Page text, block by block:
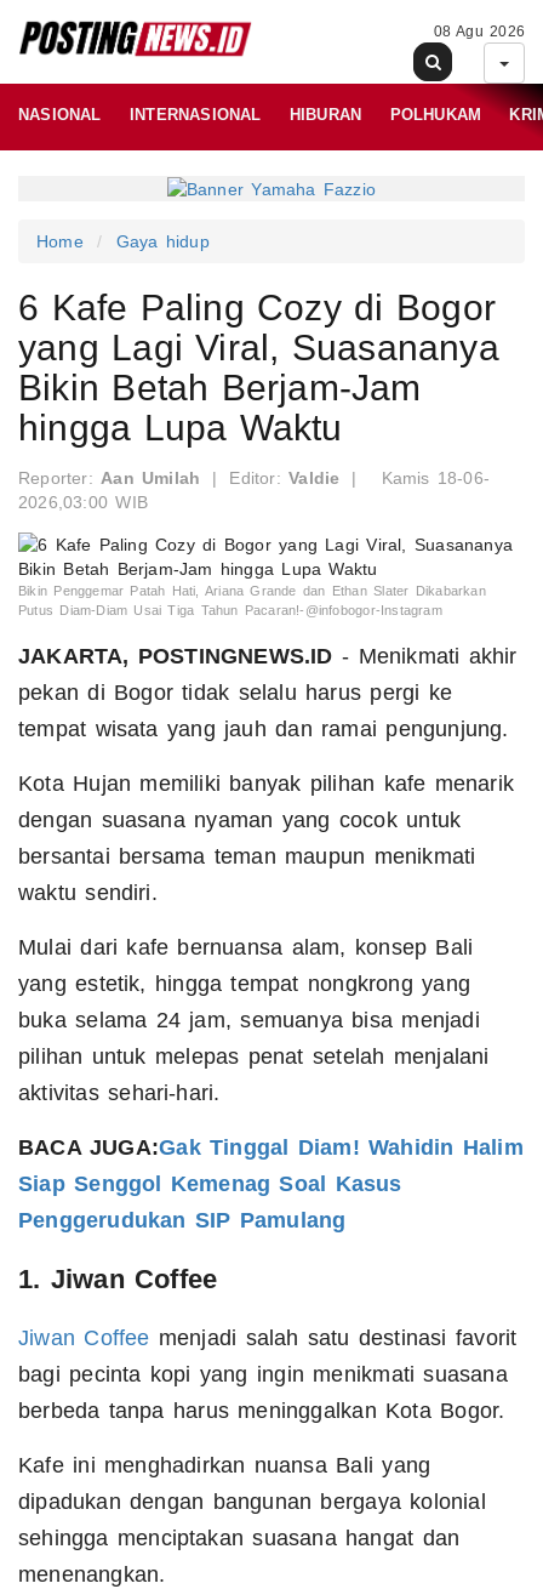
08 Agu 2026
NASIONAL INTERNASIONAL HIBURAN POLHUKAM
Home Gaya hidup
6 Kafe Paling Cozy di Bogor
yang Lagi Viral, Suasananya
Bikin Betah Berjam-Jam
hingga Lupa Waktu
Reporter:Aan Umilah | Editor:Valdie |
Kamis 18-06-
2026,03:00 WIB
Bikin Penggemar Patah Hati, Ariana Grande dan Ethan Slater Dikabarkan
Putus Diam-Diam Usai Tiga Tahun Pacaran!-@infobogor-Instagram
JAKARTA, POSTINGNEWS.ID - Menikmati akhir
pekan di Bogor tidak selalu harus pergi ke
tempat wisata yang jauh dan ramai pengunjung.
Kota Hujan memiliki banyak pilihan kafe menarik
dengan suasana nyaman yang cocok untuk
bersantai bersama teman maupun menikmati
waktu sendiri.
Mulai dari kafe bernuansa alam, konsep Bali
yang estetik, hingga tempat nongkrong yang
buka selama 24 jam, semuanya bisa menjadi
pilihan untuk melepas penat setelah menjalani
aktivitas sehari-hari.
BACA JUGA:Gak Tinggal Diam! Wahidin Halim
Siap Senggol Kemenag Soal Kasus
Penggerudukan SIP Pamulang
1. Jiwan Coffee
Jiwan Coffee menjadi salah satu destinasi favorit
bagi pecinta kopi yang ingin menikmati suasana
berbeda tanpa harus meninggalkan Kota Bogor.
Kafe ini menghadirkan nuansa Bali yang
dipadukan dengan bangunan bergaya kolonial
sehingga menciptakan suasana hangat dan
menenangkan.